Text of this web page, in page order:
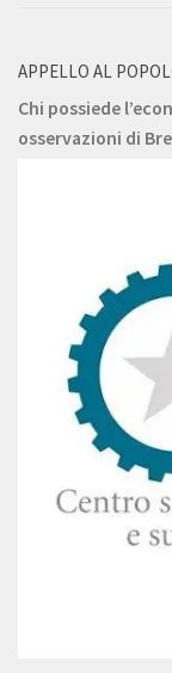
APPELLO AL
Chi possiede
osservazioni di